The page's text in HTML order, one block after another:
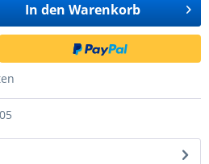
In den Warenkorb